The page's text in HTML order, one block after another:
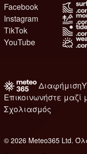
Facebook
Instagram
TikTok
YouTube
Διαφήμιση
Επικοινωνήστε μαζί
Σχολιασμός
© 2026 Meteo365 Ltd.